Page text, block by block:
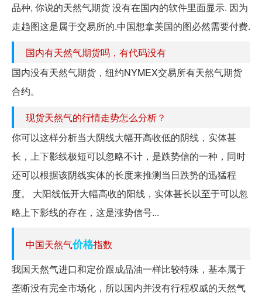
品种, 你说的天然气期货 没有在国内的软件里面显示. 因为
走趋图这是属于交易所的.中国想拿美国的图必然需要付费.
国内有天然气期货吗，有代码没有
国内没有天然气期货，纽约NYMEX交易所有天然气期货
合约。
现货天然气的行情走势怎么分析？
你可以这样分析当大阴线大幅开高收低的阴线，实体甚
长，上下影线极短可以忽略不计，是跌势信的一种，同时
还可以根据该阴线实体的长度来推测当日跌势的迅猛程
度。 大阳线低开大幅高收的阳线，实体甚长以至于可以忽
略上下影线的存在，这是涨势信号...
中国天然气价格指数
我国天然气进口和定价跟成品油一样比较特殊，基本属于
垄断没有完全市场化，所以国内并没有行程权威的天然气